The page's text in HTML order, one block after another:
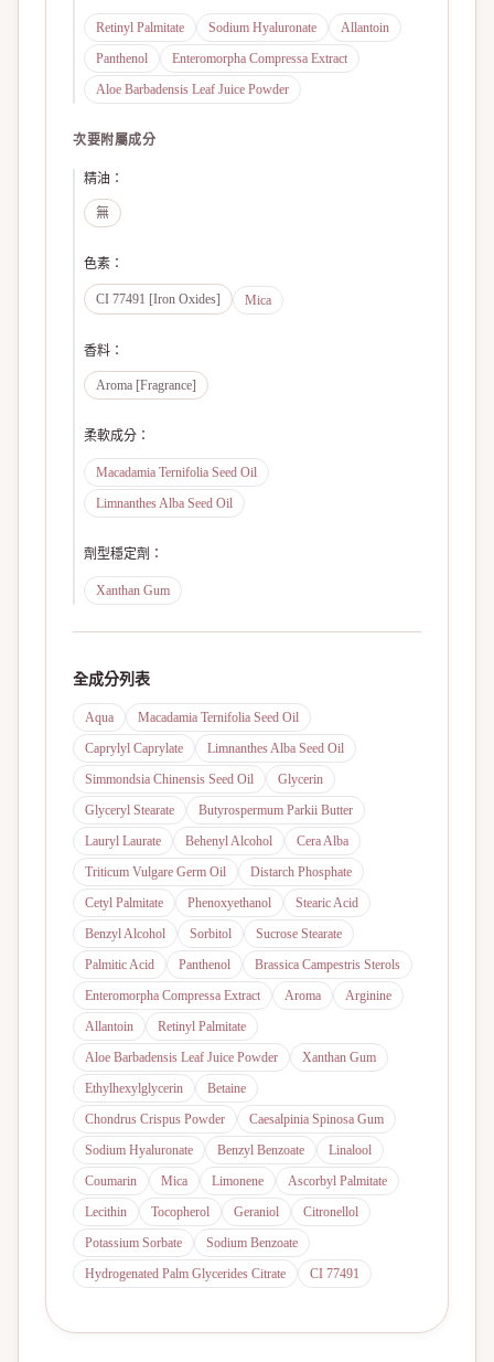
Retinyl Palmitate Sodium Hyaluronate
Allantoin
Panthenol
Enteromorpha Compressa Extract
Aloe Barbadensis Leaf Juice Powder
次要附屬成分
精油 ：
無
色素 ：
CI 77491 [Iron Oxides] Mica
香料 ：
Aroma [Fragrance]
柔軟成分 ：
Macadamia Ternifolia Seed Oil
Limnanthes Alba Seed Oil
劑型穩定劑 ：
Xanthan Gum
全成分列表
Aqua
Macadamia Ternifolia Seed Oil
Caprylyl Caprylate
Limnanthes Alba Seed Oil
Simmondsia Chinensis Seed Oil
Glycerin
Glyceryl Stearate
Butyrospermum Parkii Butter
Lauryl Laurate
Behenyl Alcohol
Cera Alba
Triticum Vulgare Germ Oil
Distarch Phosphate
Cetyl Palmitate
Phenoxyethanol
Stearic Acid
Benzyl Alcohol
Sorbitol
Sucrose Stearate
Palmitic Acid
Panthenol
Brassica Campestris Sterols
Enteromorpha Compressa Extract
Aroma
Arginine
Allantoin
Retinyl Palmitate
Aloe Barbadensis Leaf Juice Powder
Xanthan Gum
Ethylhexylglycerin
Betaine
Chondrus Crispus Powder
Caesalpinia Spinosa Gum
Sodium Hyaluronate
Benzyl Benzoate
Linalool
Coumarin
Mica Limonene
Ascorbyl Palmitate
Lecithin
Tocopherol Geraniol
Citronellol
Potassium Sorbate
Sodium Benzoate
Hydrogenated Palm Glycerides Citrate
CI 77491